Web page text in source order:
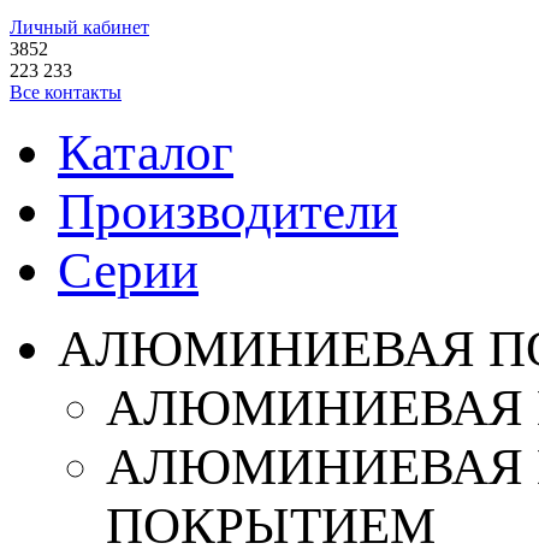
Личный кабинет
3852
223 233
Все контакты
Каталог
Производители
Серии
АЛЮМИНИЕВАЯ
АЛЮМИНИЕВАЯ
АЛЮМИНИЕВАЯ
ПОКРЫТИЕМ